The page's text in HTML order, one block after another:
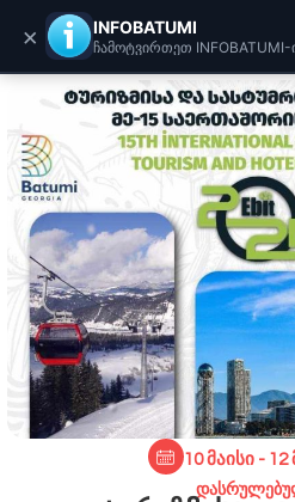
10 მაისი - 12
× INFOBATUMI